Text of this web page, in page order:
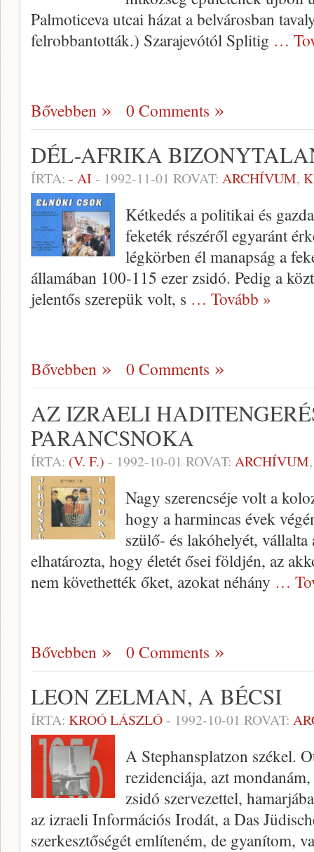
Palmoticeva utcai házat a belvárosban
felrobbantották.) Szarajevótól Splitig …
Bővebben 0 Comments
DÉL-AFRIKA
ÍRTA: - AI - 1992-11-01 ROVAT: ARCHÍVUM,
Kétkedés a politikai és
feketék részéről egyaránt
légkörben él manapság a
államában 100-115 ezer zsidó. Pedig a
jelentős szerepük volt, s … Tovább »
Bővebben 0 Comments
AZ IZRAELI
PARANCSNOKA
ÍRTA: (V. F.) - 1992-10-01 ROVAT: ARCHÍVUM
Nagy szerencséje volt a
hogy a harmincas évek
szülő- és lakóhelyét,
elhatározta, hogy életét ősei földjén, az
nem követhették őket, azokat néhány …
Bővebben 0 Comments
LEON ZELMAN, A BÉCSI
ÍRTA: KROÓ LÁSZLÓ- 1992-10-01 ROVAT:
A Stephansplatzon székel.
rezidenciája, azt
zsidó szervezettel,
az izraeli Információs Irodát, a Das
szerkesztőségét említeném, de gyanítom,